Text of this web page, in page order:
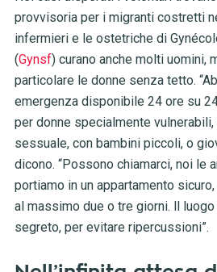
provvisoria per i migranti costretti
infermieri e le ostetriche di
(Gynsf) curano anche molti uomini,
particolare le donne senza tetto.
emergenza disponibile 24 ore su
per donne specialmente
sessuale, con bambini piccoli, o
dicono. “Possono chiamarci, noi le
portiamo in un appartamento
al massimo due o tre giorni. ll
segreto, per evitare ripercussioni”.